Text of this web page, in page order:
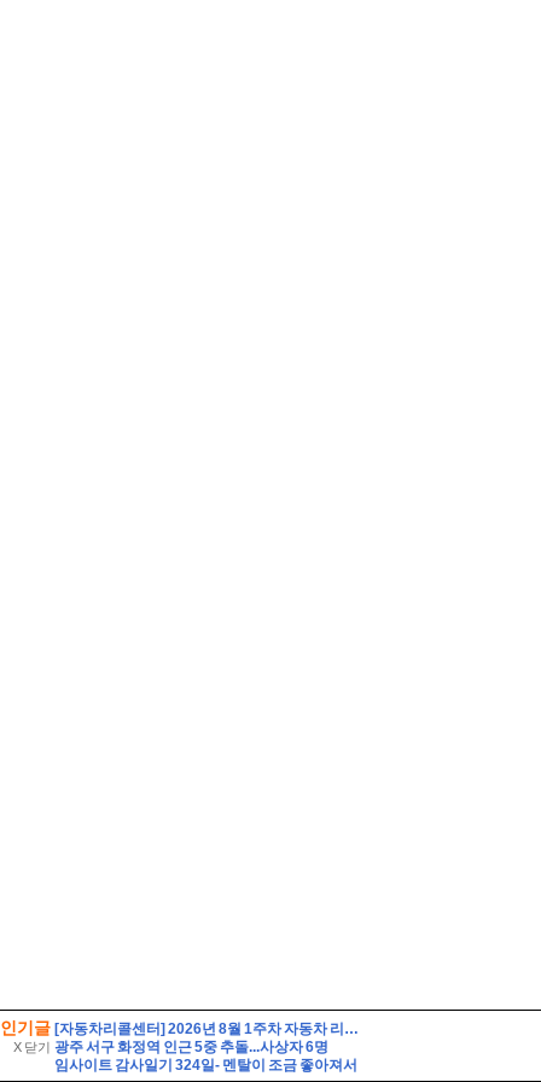
인기글
X 닫기
[자동차리콜센터] 2026년 8월 1주차 자동차 리콜 및 무상 수리 안내
광주 서구 화정역 인근 5중 추돌...사상자 6명
임사이트 감사일기 324일- 멘탈이 조금 좋아져서